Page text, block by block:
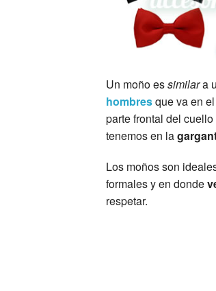
Un moño essimilara
hombresque va en el
parte frontal del
tenemos en la
Los moños son
formales y en donde
respetar.